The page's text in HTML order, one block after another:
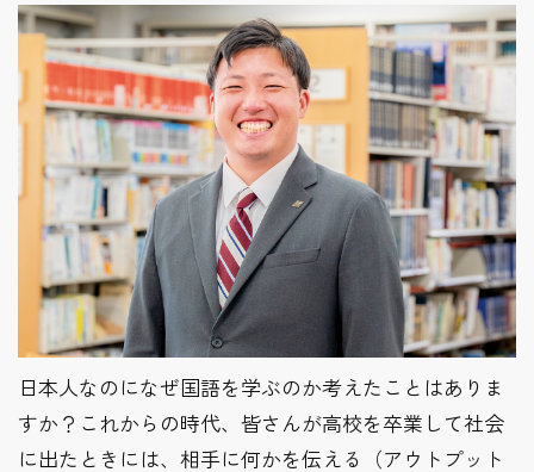
日本人なのになぜ国語を学ぶのか考えたことはありま
すか？これからの時代、皆さんが高校を卒業して社会
に出たときには、相手に何かを伝える（アウトプット